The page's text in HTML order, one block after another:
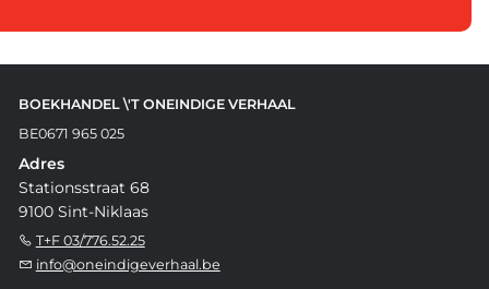
BOEKHANDEL \'T ONEINDIGE VERHAAL
BE0671 965 025
Adres
Stationsstraat 68
9100 Sint-Niklaas
T+F 03/776.52.25
info@oneindigeverhaal.be